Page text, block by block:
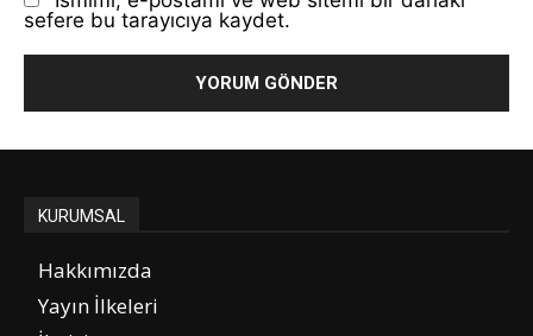
sefere bu tarayıcıya kaydet.
KURUMSAL
Hakkımızda
Yayın İlkeleri